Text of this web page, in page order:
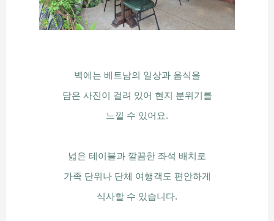
벽에는 베트남의 일상과 음식을
담은 사진이 걸려 있어 현지 분위기를
느낄 수 있어요.
넓은 테이블과 깔끔한 좌석 배치로
가족 단위나 단체 여행객도 편안하게
식사할 수 있습니다.